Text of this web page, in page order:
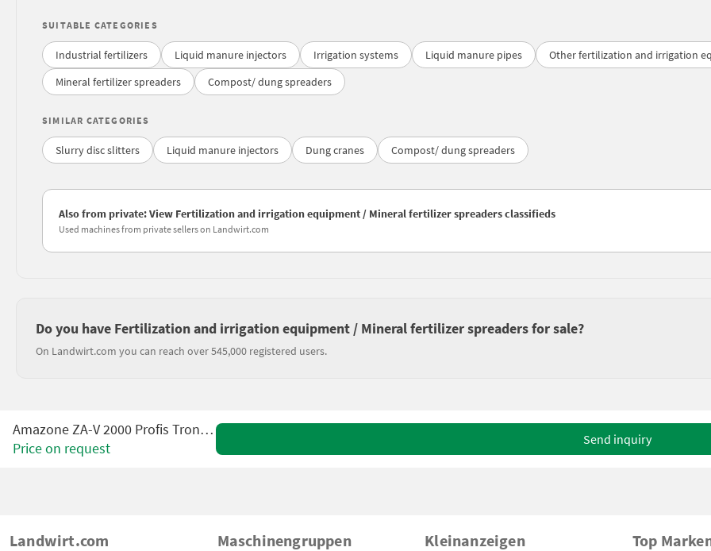
SUITABLE CATEGORIES
Industrial fertilizers Liquid manure injectors Irrigation systems Liquid manure pipes Other fertilization and irrigation
Mineral fertilizer spreaders
Compost/ dung spreaders
SIMILAR CATEGORIES
Slurry disc slitters Liquid manure injectors Dung cranes Compost/ dung spreaders
Also from private: View Fertilization and irrigation equipment / Mineral fertilizer spreaders classifieds
Used machines from private sellers on Landwirt.com
Do you have Fertilization and irrigation equipment / Mineral fertilizer spreaders for sale?
On Landwirt.com you can reach over 545,000 registered users.
Amazone ZA-V 2000 Profis Tronic - ISOBUS
Price on request
Send inquiry
Landwirt.com Maschinengruppen Kleinanzeigen Top